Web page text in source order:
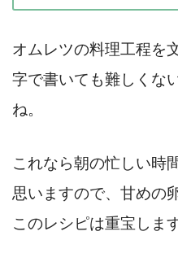
オムレツの料理工程を
字で書いても難しくな
ね。
これなら朝の忙しい時
思いますので、甘めの
このレシピは重宝しま